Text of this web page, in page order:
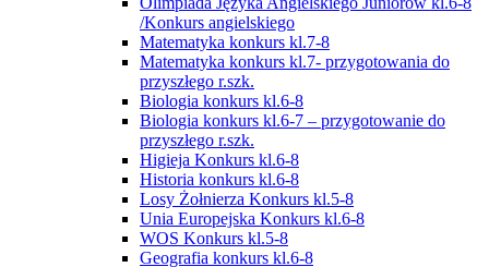
/Konkurs angielskiego
Matematyka konkurs kl.7-8
Matematyka konkurs kl.7- przygotowania do
przyszłego r.szk.
Biologia konkurs kl.6-8
Biologia konkurs kl.6-7 – przygotowanie do
przyszłego r.szk.
Higieja Konkurs kl.6-8
Historia konkurs kl.6-8
Losy Żołnierza Konkurs kl.5-8
Unia Europejska Konkurs kl.6-8
WOS Konkurs kl.5-8
Geografia konkurs kl.6-8